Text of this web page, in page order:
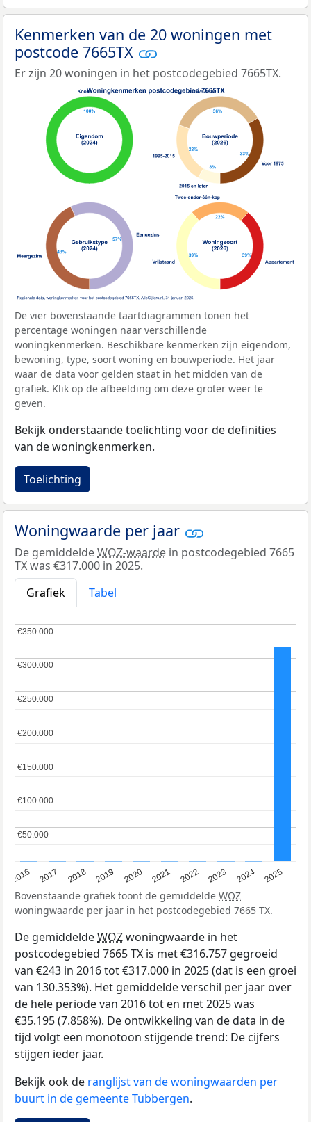
Kenmerken van de 20 woningen met
postcode 7665TX
Er zijn 20 woningen in het postcodegebied 7665TX.
De vier bovenstaande taartdiagrammen tonen het
percentage woningen naar verschillende
woningkenmerken. Beschikbare kenmerken zijn eigendom,
bewoning, type, soort woning en bouwperiode. Het jaar
waar de data voor gelden staat in het midden van de
grafiek. Klik op de afbeelding om deze groter weer te
geven.
Bekijk onderstaande toelichting voor de definities
van de woningkenmerken.
Toelichting
Woningwaarde per jaar
De gemiddeldeWOZ-waarde in postcodegebied 7665
TX was €317.000 in 2025.
Grafiek
Tabel
2016 2017 2018 2019 2020 2021 2022 2023 2024 2025
€50.000
€50.000
€100.000
€100.000
€150.000
€150.000
€200.000
€200.000
€250.000
€250.000
€300.000
€300.000
€350.000
€350.000
Bovenstaande grafiek toont de gemiddelde WOZ
woningwaarde per jaar in het postcodegebied 7665 TX.
De gemiddeldeWOZwoningwaarde in het
postcodegebied 7665 TX is met €316.757 gegroeid
van €243 in 2016 tot €317.000 in 2025 (dat is een groei
van 130.353%). Het gemiddelde verschil per jaar over
de hele periode van 2016 tot en met 2025 was
€35.195 (7.858%). De ontwikkeling van de data in de
tijd volgt een monotoon stijgende trend: De cijfers
stijgen ieder jaar.
Bekijk ook de ranglijst van de woningwaarden per
buurt in de gemeente Tubbergen.